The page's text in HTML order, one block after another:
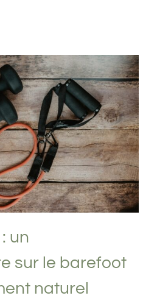
documentaire sur le
mouvement naturel
physique
un
sur le barefoot
naturel